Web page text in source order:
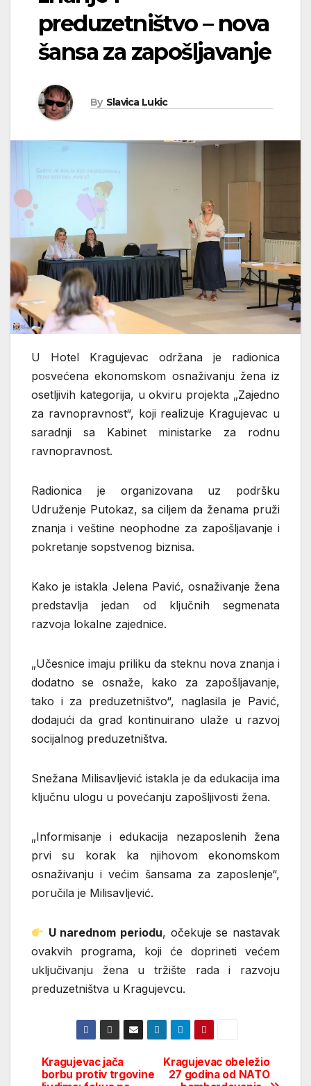
preduzetništvo – nova
šansa za zapošljavanje
By Slavica Lukic
U Hotel Kragujevac održana je radionica
posvećena ekonomskom osnaživanju žena iz
osetljivih kategorija, u okviru projekta „Zajedno
za ravnopravnost“, koji realizuje Kragujevac u
saradnji sa Kabinet ministarke za rodnu
ravnopravnost.
Radionica je organizovana uz podršku
Udruženje Putokaz, sa ciljem da ženama pruži
znanja i veštine neophodne za zapošljavanje i
pokretanje sopstvenog biznisa.
Kako je istakla Jelena Pavić, osnaživanje žena
predstavlja jedan od ključnih segmenata
razvoja lokalne zajednice.
„Učesnice imaju priliku da steknu nova znanja i
dodatno se osnaže, kako za zapošljavanje,
tako i za preduzetništvo“, naglasila je Pavić,
dodajući da grad kontinuirano ulaže u razvoj
socijalnog preduzetništva.
Snežana Milisavljević istakla je da edukacija ima
ključnu ulogu u povećanju zapošljivosti žena.
„Informisanje i edukacija nezaposlenih žena
prvi su korak ka njihovom ekonomskom
osnaživanju i većim šansama za zaposlenje“,
poručila je Milisavljević.
U narednom periodu, očekuje se nastavak
ovakvih programa, koji će doprineti većem
uključivanju žena u tržište rada i razvoju
preduzetništva u Kragujevcu.
Post
Kragujevac obeležio
27 godina od NATO
Kragujevac jača
borbu protiv trgovine